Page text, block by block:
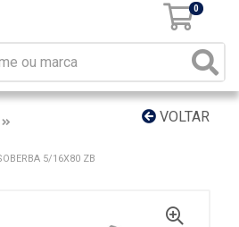
0
VOLTAR
5/16X80 ZB